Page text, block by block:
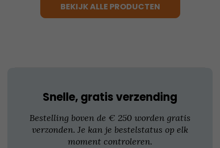
productpagina
BEKIJK ALLE PRODUCTEN
Snelle, gratis verzending
Bestelling boven de € 250 worden gratis
verzonden. Je kan je bestelstatus op elk
moment controleren.